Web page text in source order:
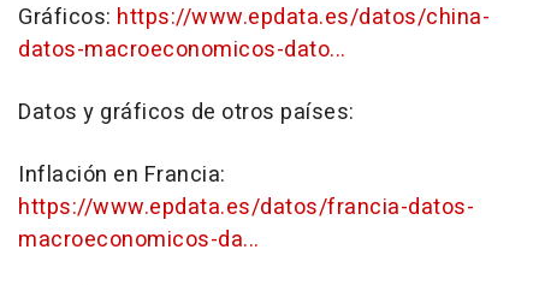
Gráficos: https://www.epdata.es/datos/china-
datos-macroeconomicos-dato...
Datos y gráficos de otros países:
Inflación en Francia:
https://www.epdata.es/datos/francia-datos-
macroeconomicos-da...